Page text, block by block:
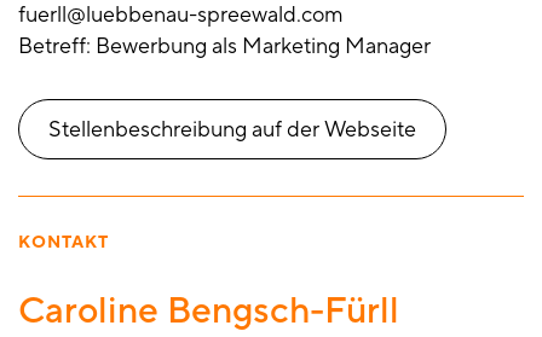
fuerll@luebbenau-spreewald.com
Betreff: Bewerbung als Marketing Manager
Stellenbeschreibung auf der Webseite
KONTAKT
Caroline Bengsch-Fürll